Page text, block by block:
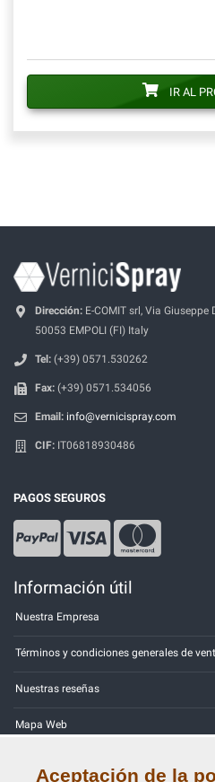
IR AL
Dirección: E-COMIT srl, Via
50053 EMPOLI (FI) Italy
Tel: (+39) 0571.530262
Fax: (+39) 0571.534056
Email: info@vernicispray.com
CIF: IT06818930486
PAGOS SEGUROS
Información útil
Nuestra Empresa
Términos y condiciones generales de
Nuestras reseñas
Mapa Web
Aceptación de la